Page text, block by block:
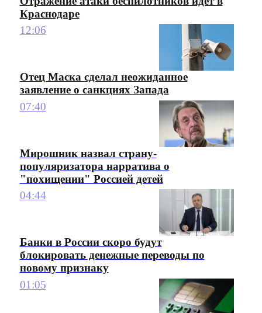
Краснодаре
12:06
Отец Маска сделал неожиданное
заявление о санкциях Запада
07:40
Мирошник назвал страну-
популяризатора нарратива о
"похищении" Россией детей
04:44
Банки в России скоро будут
блокировать денежные переводы по
новому признаку
01:05